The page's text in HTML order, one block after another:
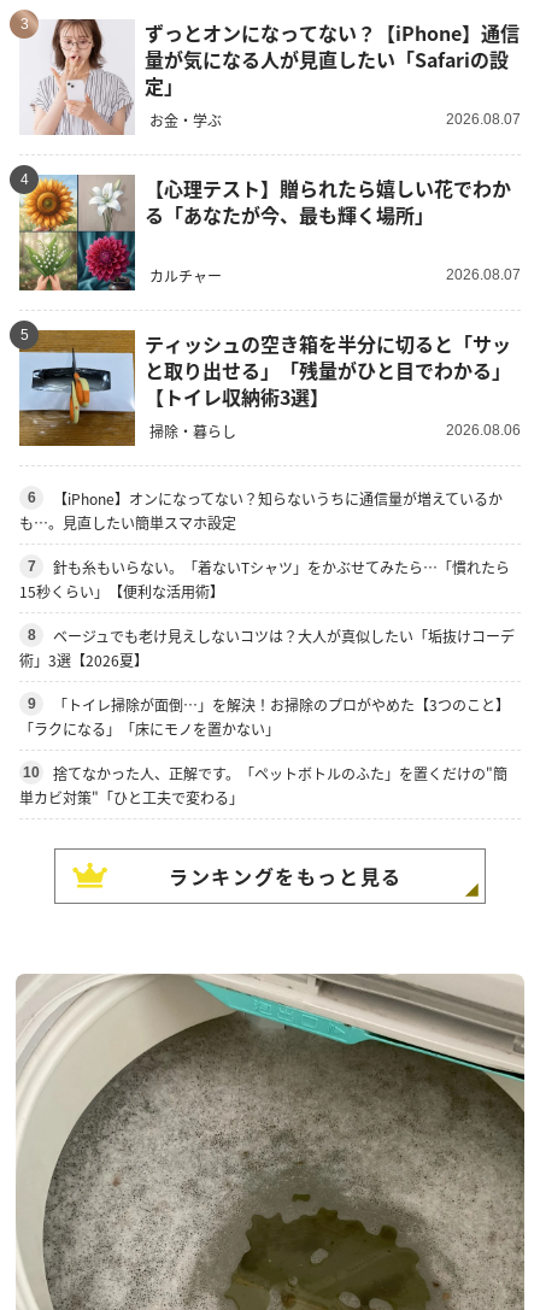
3
ずっとオンになってない？【iPhone】通信
量が気になる人が見直したい「Safariの設
定」
お金・学ぶ 2026.08.07
4
【心理テスト】贈られたら嬉しい花でわか
る「あなたが今、最も輝く場所」
カルチャー 2026.08.07
5
ティッシュの空き箱を半分に切ると「サッ
と取り出せる」「残量がひと目でわかる」
【トイレ収納術3選】
掃除・暮らし 2026.08.06
6
【iPhone】オンになってない？知らないうちに通信量が増えているか
も…。見直したい簡単スマホ設定
7
針も糸もいらない。「着ないTシャツ」をかぶせてみたら…「慣れたら
15秒くらい」【便利な活用術】
8
ベージュでも老け見えしないコツは？大人が真似したい「垢抜けコーデ
術」3選【2026夏】
9
「トイレ掃除が面倒…」を解決！お掃除のプロがやめた【3つのこと】
「ラクになる」「床にモノを置かない」
10
捨てなかった人、正解です。「ペットボトルのふた」を置くだけの"簡
単カビ対策"「ひと工夫で変わる」
ランキングをもっと見る